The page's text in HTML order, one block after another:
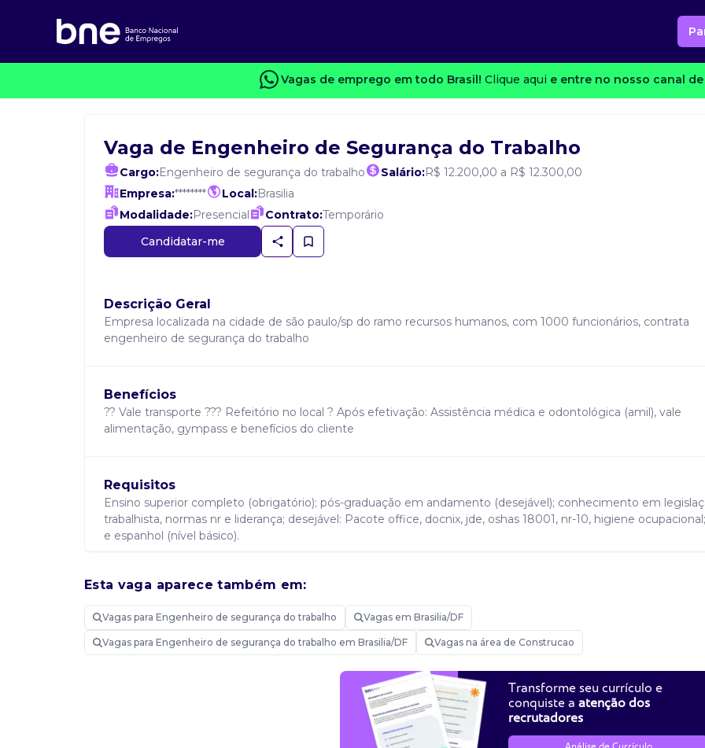
Vagas de emprego em todo Brasil! Clique aqui e entre no nosso canal
Vaga de Engenheiro de Segurança do Trabalho
Cargo:Engenheiro de segurança do trabalho Salário:R$ 12.200,00 a R$ 12.300,00
Empresa:******** Local:Brasilia
Modalidade:Presencial Contrato:Temporário
Candidatar-me
Descrição Geral
Empresa localizada na cidade de são paulo/sp do ramo recursos humanos, com 1000 funcionários, contrata
engenheiro de segurança do trabalho
Benefícios
?? Vale transporte ??? Refeitório no local ? Após efetivação: Assistência médica e odontológica (amil), vale
alimentação, gympass e benefícios do cliente
Requisitos
Ensino superior completo (obrigatório); pós-graduação em andamento (desejável); conhecimento em
trabalhista, normas nr e liderança; desejável: Pacote office, docnix, jde, oshas 18001, nr-10, higiene
e espanhol (nível básico).
Atribuições
Coordenar atividades relacionadas à engenharia de segurança do trabalho investigar acidentes e recomendar
medidas corretivas avaliar ambientes, instalações e equipamentos quanto à segurança desenvolver e conduzir
treinamentos e campanhas educativas elaborar documentos técnicos (ppra, análises de risco, entre outros)
conformidade com as diretrizes corporativas e normas nr liderar equipe técnica de segurança
Esta vaga aparece também em:
Vagas para Engenheiro de segurança do trabalho Vagas em Brasilia/DF
Vagas para Engenheiro de segurança do trabalho em Brasilia/DF Vagas na área de Construcao
Transforme seu currículo e
conquiste a atenção dos
recrutadores